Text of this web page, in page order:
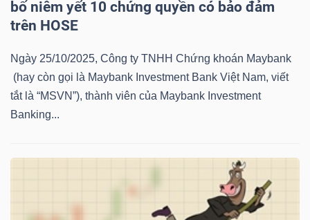
bố niêm yết 10 chứng quyền có bảo đảm
trên HOSE
Ngày 25/10/2025, Công ty TNHH Chứng khoán Maybank
(hay còn gọi là Maybank Investment Bank Việt Nam, viết
tắt là “MSVN”), thành viên của Maybank Investment
Banking...
Ngành
(-)
VS-
SECTOR